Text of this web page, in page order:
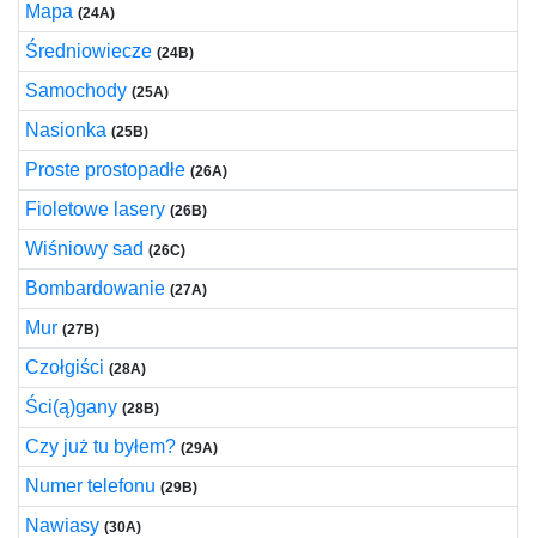
Mapa (24A)
Średniowiecze (24B)
Samochody (25A)
Nasionka (25B)
Proste prostopadłe (26A)
Fioletowe lasery (26B)
Wiśniowy sad (26C)
Bombardowanie (27A)
Mur (27B)
Czołgiści (28A)
Ści(ą)gany (28B)
Czy już tu byłem? (29A)
Numer telefonu (29B)
Nawiasy (30A)